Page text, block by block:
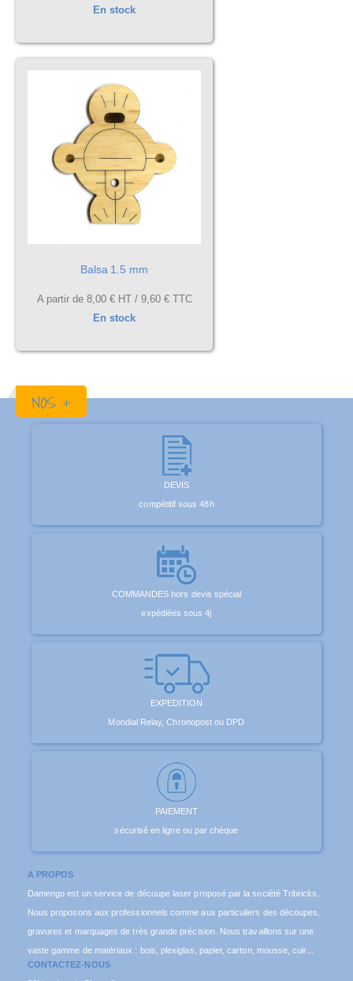
En stock
Balsa 1.5 mm
A partir de 8,00 €HT / 9,60 €TTC
En stock
NOS +
DEVIS
compétitif sous 48h
COMMANDES hors devis spécial
expédiées sous 4j
EXPEDITION
Mondial Relay, Chronopost ou DPD
PAIEMENT
sécurisé en ligne ou par chèque
A PROPOS
Damengo est un service de découpe laser proposé par la société Tribricks.
Nous proposons aux professionnels comme aux particuliers des découpes,
gravures et marquages de très grande précision. Nous travaillons sur une
vaste gamme de matériaux : bois, plexiglas, papier, carton, mousse, cuir...
CONTACTEZ-NOUS